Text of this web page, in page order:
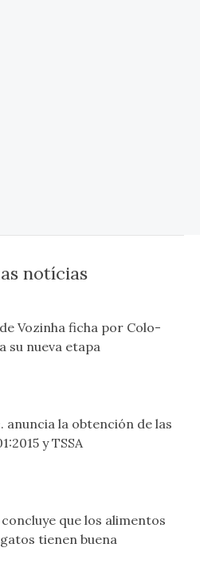
notícias
Vozinha ficha por Colo-
su nueva etapa
la obtención de las
y TSSA
que los alimentos
tienen buena